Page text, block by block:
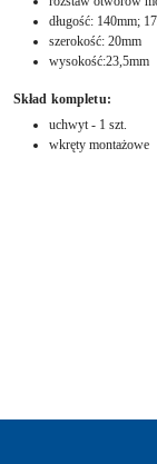
długość: 140mm;
szerokość: 20mm
wysokość:23,5mm
Skład kompletu:
uchwyt - 1 szt.
wkręty montażowe
Pomiń